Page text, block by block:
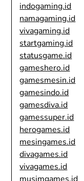
indogaming.id
namagaming.id
vivagaming.id
startgaming.id
statusgame.id
gameshero.id
gamesmesin.id
gamesindo.id
gamesdiva.id
gamessuper.id
herogames.id
mesingames.id
divagames.id
vivagames.id